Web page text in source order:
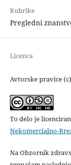
Rubrike
Pregledni
Licenca
Avtorske pravice
To delo je
Nekomercialno-
Na Obzornik